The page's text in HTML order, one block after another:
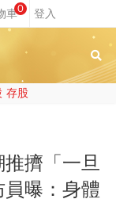
0
存股
擠「一旦
曝：身體